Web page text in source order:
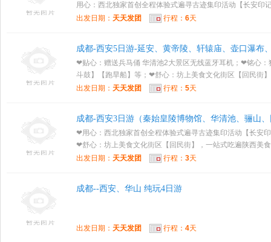
用心：西北独家首创全程体验式遍寻古迹集印活动【长安印
出发日期： 天天发团 行程： 6天
成都-西安5日游-延安、黄帝陵、轩辕庙、壶口瀑布
❤贴心：赠送兵马俑 华清池2大景区无线蓝牙耳机；❤铭心
斗鼓】【跑旱船】等；❤舒心：坊上美食文化街区【回民街
出发日期： 天天发团 行程： 5天
成都-西安3日游（秦始皇陵博物馆、华清池、骊山
❤用心：西北独家首创全程体验式遍寻古迹集印活动【长安
❤舒心：坊上美食文化街区【回民街】，一站式吃遍陕西美
出发日期： 天天发团 行程： 3天
成都--西安、华山 纯玩4日游
出发日期： 天天发团 行程： 4天